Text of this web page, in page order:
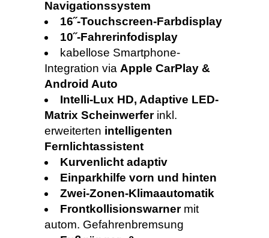
Navigationssystem
16˝-Touchscreen-Farbdisplay
10˝-Fahrerinfodisplay
kabellose Smartphone-
Integration via Apple CarPlay &
Android Auto
Intelli-Lux HD, Adaptive LED-
Matrix Scheinwerferinkl.
erweiterten intelligenten
Fernlichtassistent
Kurvenlicht adaptiv
Einparkhilfe vorn und hinten
Zwei-Zonen-Klimaautomatik
Frontkollisionswarner mit
autom. Gefahrenbremsung